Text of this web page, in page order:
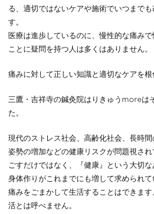
る、適切ではないケアや施術でいつまで
す。
医療は進歩しているのに、慢性的な痛み
ことに疑問を持つ人は多くはありません。
痛みに対して正しい知識と適切なケアを根
三鷹・吉祥寺の鍼灸院はりきゅうmoreは
た。
現代のストレス社会、高齢化社会、長時
姿勢の増加などの健康リスクが問題視さ
ごすだけではなく、『健康』という大切
身体作りがこれまでにも増して求められて
痛みをごまかして生活することはできま
活とは呼べません。